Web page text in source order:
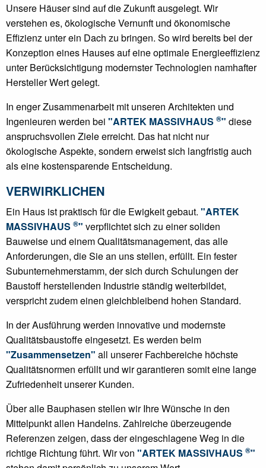
Unsere Häuser sind auf die Zukunft ausgelegt. Wir
verstehen es, ökologische Vernunft und ökonomische
Effizienz unter ein Dach zu bringen. So wird bereits bei der
Konzeption eines Hauses auf eine optimale Energieeffizienz
unter Berücksichtigung modernster Technologien namhafter
Hersteller Wert gelegt.
In enger Zusammenarbeit mit unseren Architekten und
Ingenieuren werden bei "ARTEK MASSIVHAUS ®" diese
anspruchsvollen Ziele erreicht. Das hat nicht nur
ökologische Aspekte, sondern erweist sich langfristig auch
als eine kostensparende Entscheidung.
VERWIRKLICHEN
Ein Haus ist praktisch für die Ewigkeit gebaut. "ARTEK
MASSIVHAUS ®" verpflichtet sich zu einer soliden
Bauweise und einem Qualitätsmanagement, das alle
Anforderungen, die Sie an uns stellen, erfüllt. Ein fester
Subunternehmerstamm, der sich durch Schulungen der
Baustoff herstellenden Industrie ständig weiterbildet,
verspricht zudem einen gleichbleibend hohen Standard.
In der Ausführung werden innovative und modernste
Qualitätsbaustoffe eingesetzt. Es werden beim
"Zusammensetzen" all unserer Fachbereiche höchste
Qualitätsnormen erfüllt und wir garantieren somit eine lange
Zufriedenheit unserer Kunden.
Über alle Bauphasen stellen wir Ihre Wünsche in den
Mittelpunkt allen Handelns. Zahlreiche überzeugende
Referenzen zeigen, dass der eingeschlagene Weg in die
richtige Richtung führt. Wir von "ARTEK MASSIVHAUS ®"